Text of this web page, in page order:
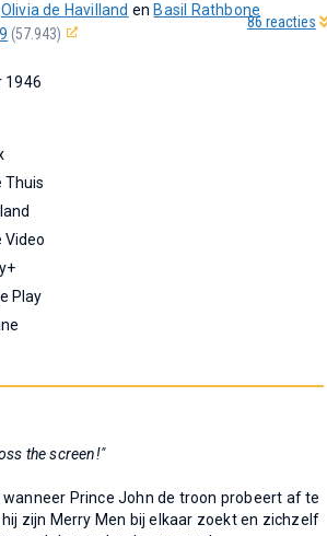
86 reacties
Olivia de Havilland en Basil Rathbone
(57.943)
1946
Thuis
Video
Play
the screen!"
Prince John de troon probeert af te
zijn Merry Men bij elkaar zoekt en zichzelf